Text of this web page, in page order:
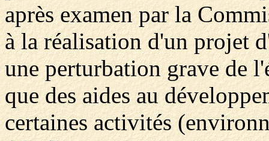
après examen par la
à la réalisation d'un projet
une perturbation grave de
que des aides au
certaines activités